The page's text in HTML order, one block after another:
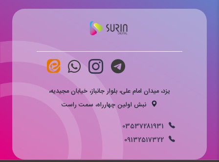
یزد، میدان امام علی، بلوار جانباز، خیابان مجیدیه،
نبش اولین چهارراه، سمت راست
03537281931
09132517322